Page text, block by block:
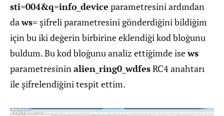
sti=004&q=info_device parametresini ardından
daws= şifreli parametresini gönderdiğini bildiğim
için bu iki değerin birbirine eklendiği kod bloğunu
buldum. Bu kod bloğunu analiz ettiğimde isews
parametresininalien_ring0_wdfesRC4 anahtarı
ile şifrelendiğini tespit ettim.